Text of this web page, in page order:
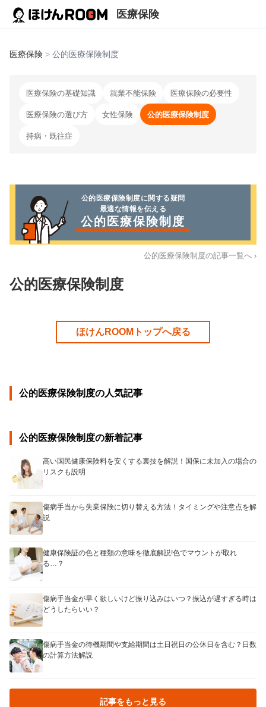
医療保険
医療保険 > 公的医療保険制度
医療保険の基礎知識 就業不能保険 医療保険の必要性
医療保険の選び方 女性保険 公的医療保険制度
持病・既往症
公的医療保険制度に関する疑問
最適な情報を伝える
公的医療保険制度
公的医療保険制度の記事一覧へ ›
公的医療保険制度
ほけんROOMトップへ戻る
公的医療保険制度の人気記事
公的医療保険制度の新着記事
高い国民健康保険料を安くする裏技を解説！国保に未加入の場合の
リスクも説明
傷病手当から失業保険に切り替える方法！タイミングや注意点を解
説
健康保険証の色と種類の意味を徹底解説!色でマウントが取れ
る…？
傷病手当金が早く欲しいけど振り込みはいつ？振込が遅すぎる時は
どうしたらいい？
傷病手当金の待機期間や支給期間は土日祝日の公休日を含む？日数
の計算方法解説
記事をもっと見る